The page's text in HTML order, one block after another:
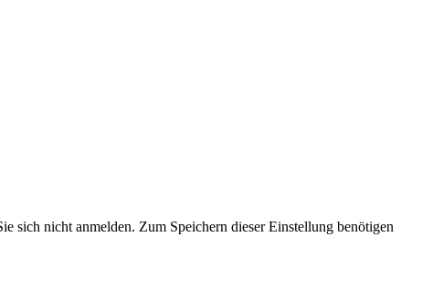
sich nicht anmelden. Zum Speichern dieser Einstellung benötigen